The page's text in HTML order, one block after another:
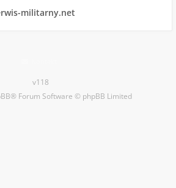
militarny.net
v118
® Forum Software © phpBB Limited